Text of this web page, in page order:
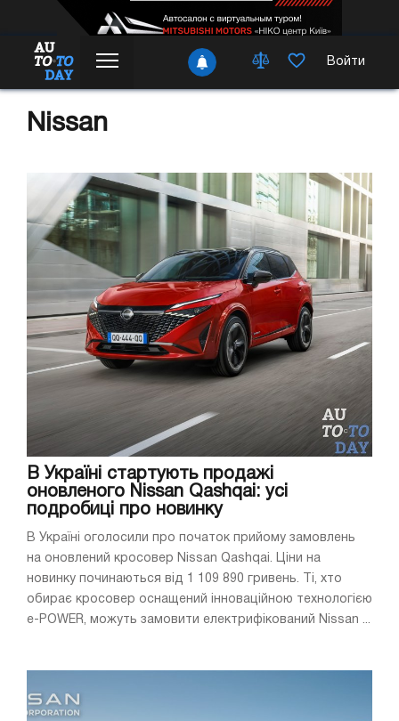
Войти
Nissan
В Україні стартують продажі
оновленого Nissan Qashqai: усі
подробиці про новинку
В Україні оголосили про початок прийому замовлень
на оновлений кросовер Nissan Qashqai. Ціни на
новинку починаються від 1 109 890 гривень. Ті, хто
обирає кросовер оснащений інноваційною технологією
e-POWER, можуть замовити електрифікований Nissan ...